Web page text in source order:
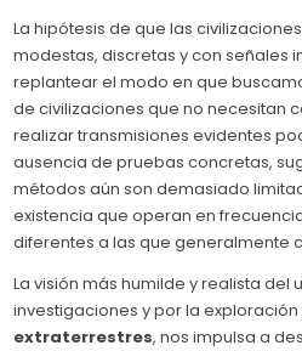
La hipótesis de que las
modestas, discretas y con señales
replantear el modo en que
de civilizaciones que no necesitan
realizar transmisiones evidentes
ausencia de pruebas concretas,
métodos aún son demasiado
existencia que operan en
diferentes a las que generalmente
La visión más humilde y realista del
investigaciones y por la exploración
extraterrestres, nos impulsa a